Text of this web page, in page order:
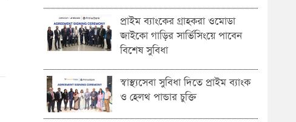
প্রাইম ব্যাংকের গ্রাহকরা ওমোডা
জাইকো গাড়ির সার্ভিসিংয়ে পাবেন
বিশেষ সুবিধা
স্বাস্থ্যসেবা সুবিধা দিতে প্রাইম ব্যাংক
ও হেলথ পান্ডার চুক্তি